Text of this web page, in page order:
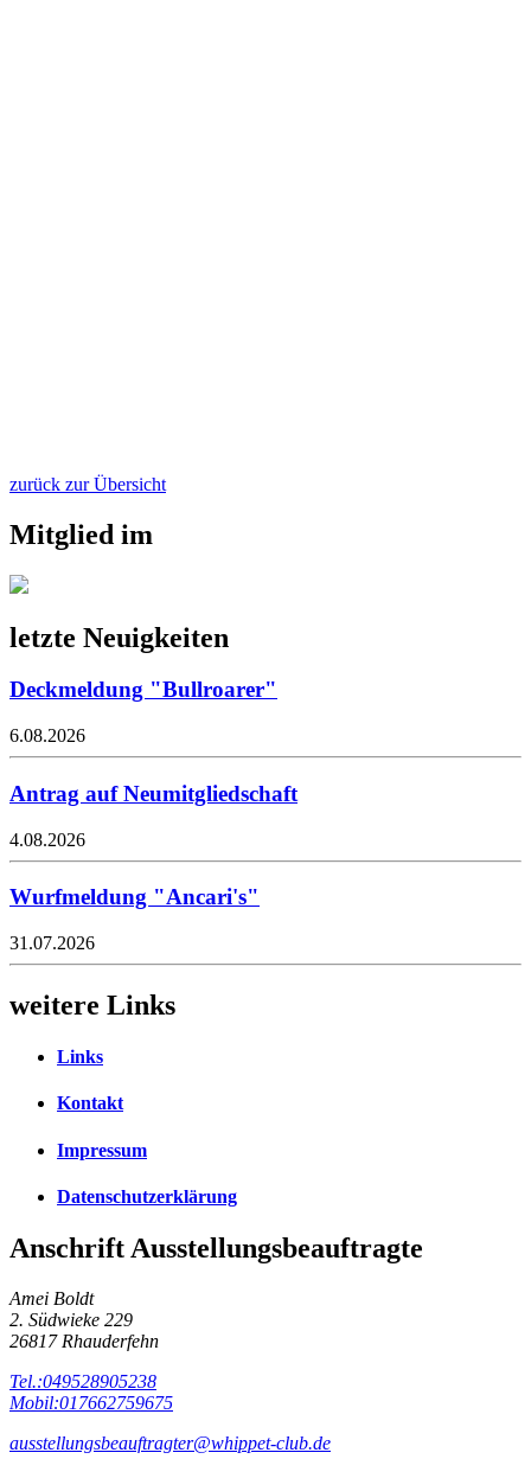
zurück zur Übersicht
Mitglied im
letzte Neuigkeiten
Deckmeldung "Bullroarer"
6.08.2026
Antrag auf Neumitgliedschaft
4.08.2026
Wurfmeldung "Ancari's"
31.07.2026
weitere Links
Links
Kontakt
Impressum
Datenschutzerklärung
Anschrift Ausstellungsbeauftragte
Amei Boldt
2. Südwieke 229
26817 Rhauderfehn
Tel.:049528905238
Mobil:017662759675
ausstellungsbeauftragter@whippet-club.de